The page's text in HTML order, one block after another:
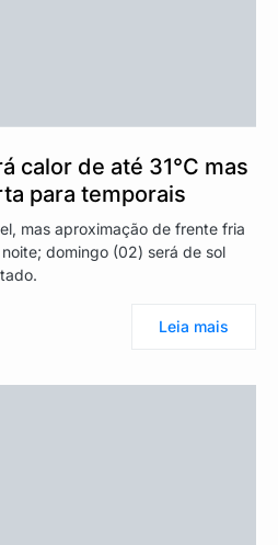
calor de até 31°C mas
para temporais
mas aproximação de frente fria
domingo (02) será de sol
Leia mais